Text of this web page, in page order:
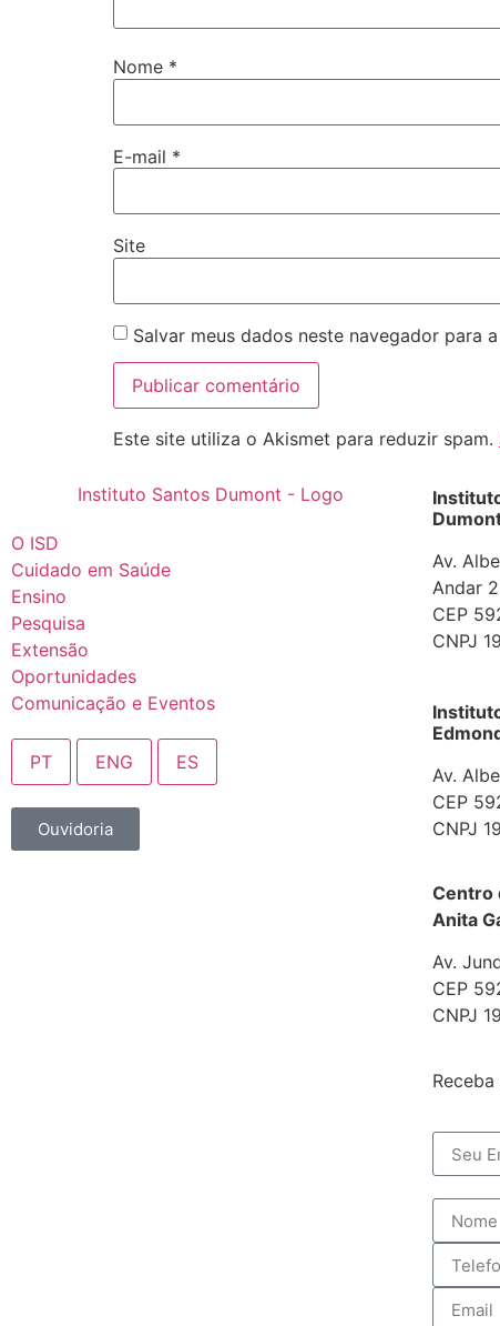
Nome *
E-mail *
Site
Salvar meus dados neste navegador para
Este site utiliza o Akismet para reduzir spam.
O ISD
Cuidado em Saúde
Ensino
Pesquisa
Extensão
Oportunidades
Comunicação e Eventos
PT ENG ES
Ouvidoria
Av.
Andar
CEP
CNPJ
Av.
CEP
CNPJ
Centro
Anita
Av.
CEP
CNPJ